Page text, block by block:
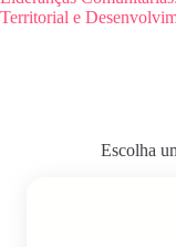
Territorial e
Escolha